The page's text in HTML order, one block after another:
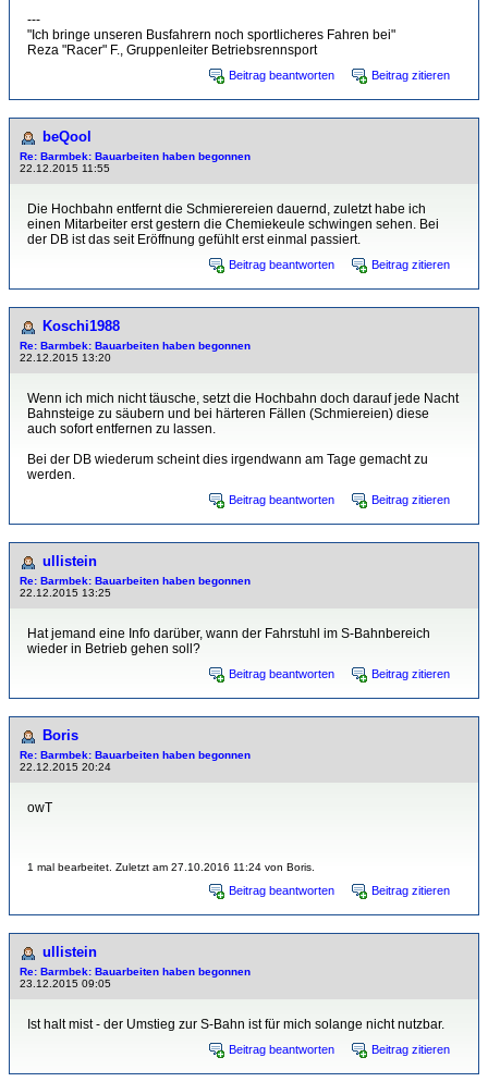
---
"Ich bringe unseren Busfahrern noch sportlicheres Fahren bei"
Reza "Racer" F., Gruppenleiter Betriebsrennsport
Beitrag beantworten Beitrag zitieren
beQool
Re: Barmbek: Bauarbeiten haben begonnen
22.12.2015 11:55
Die Hochbahn entfernt die Schmierereien dauernd, zuletzt habe ich
einen Mitarbeiter erst gestern die Chemiekeule schwingen sehen. Bei
der DB ist das seit Eröffnung gefühlt erst einmal passiert.
Beitrag beantworten Beitrag zitieren
Koschi1988
Re: Barmbek: Bauarbeiten haben begonnen
22.12.2015 13:20
Wenn ich mich nicht täusche, setzt die Hochbahn doch darauf jede Nacht
Bahnsteige zu säubern und bei härteren Fällen (Schmiereien) diese
auch sofort entfernen zu lassen.
Bei der DB wiederum scheint dies irgendwann am Tage gemacht zu
werden.
Beitrag beantworten Beitrag zitieren
ullistein
Re: Barmbek: Bauarbeiten haben begonnen
22.12.2015 13:25
Hat jemand eine Info darüber, wann der Fahrstuhl im S-Bahnbereich
wieder in Betrieb gehen soll?
Beitrag beantworten Beitrag zitieren
Boris
Re: Barmbek: Bauarbeiten haben begonnen
22.12.2015 20:24
owT
1 mal bearbeitet. Zuletzt am 27.10.2016 11:24 von Boris.
Beitrag beantworten Beitrag zitieren
ullistein
Re: Barmbek: Bauarbeiten haben begonnen
23.12.2015 09:05
Ist halt mist - der Umstieg zur S-Bahn ist für mich solange nicht nutzbar.
Beitrag beantworten Beitrag zitieren